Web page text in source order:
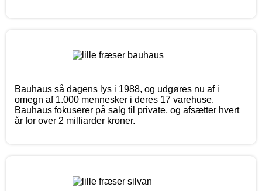
Bauhaus så dagens lys i 1988, og udgøres nu af i
omegn af 1.000 mennesker i deres 17 varehuse.
Bauhaus fokuserer på salg til private, og afsætter hvert
år for over 2 milliarder kroner.